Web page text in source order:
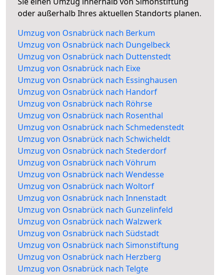
oder außerhalb Ihres aktuellen Standorts planen.
Umzug von Osnabrück nach Berkum
Umzug von Osnabrück nach Dungelbeck
Umzug von Osnabrück nach Duttenstedt
Umzug von Osnabrück nach Eixe
Umzug von Osnabrück nach Essinghausen
Umzug von Osnabrück nach Handorf
Umzug von Osnabrück nach Röhrse
Umzug von Osnabrück nach Rosenthal
Umzug von Osnabrück nach Schmedenstedt
Umzug von Osnabrück nach Schwicheldt
Umzug von Osnabrück nach Stederdorf
Umzug von Osnabrück nach Vöhrum
Umzug von Osnabrück nach Wendesse
Umzug von Osnabrück nach Woltorf
Umzug von Osnabrück nach Innenstadt
Umzug von Osnabrück nach Gunzelinfeld
Umzug von Osnabrück nach Walzwerk
Umzug von Osnabrück nach Südstadt
Umzug von Osnabrück nach Simonstiftung
Umzug von Osnabrück nach Herzberg
Umzug von Osnabrück nach Telgte